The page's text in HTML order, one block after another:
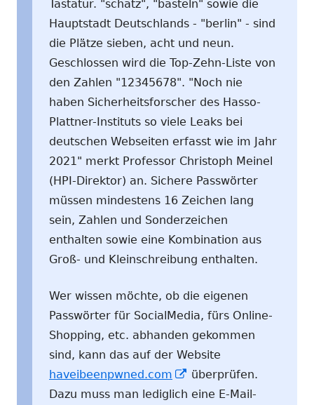
Tastatur. "schatz", "basteln" sowie die
Hauptstadt Deutschlands - "berlin" - sind
die Plätze sieben, acht und neun.
Geschlossen wird die Top-Zehn-Liste von
den Zahlen "12345678". "Noch nie
haben Sicherheitsforscher des Hasso-
Plattner-Instituts so viele Leaks bei
deutschen Webseiten erfasst wie im Jahr
2021" merkt Professor Christoph Meinel
(HPI-Direktor) an. Sichere Passwörter
müssen mindestens 16 Zeichen lang
sein, Zahlen und Sonderzeichen
enthalten sowie eine Kombination aus
Groß- und Kleinschreibung enthalten.
Wer wissen möchte, ob die eigenen
Passwörter für SocialMedia, fürs Online-
Shopping, etc. abhanden gekommen
sind, kann das auf der Website
haveibeenpwned.com
In
neuem
überprüfen.
Dazu muss man lediglich eine E-Mail-